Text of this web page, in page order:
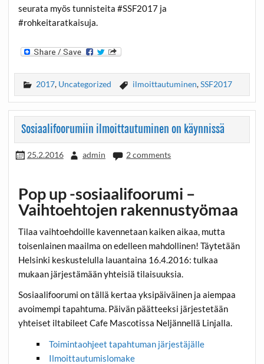
seurata myös tunnisteita #SSF2017 ja
#rohkeitaratkaisuja.
2017, Uncategorized ilmoittautuminen,SSF2017
Sosiaalifoorumiin ilmoittautuminen on käynnissä
25.2.2016 admin 2 comments
Pop up -sosiaalifoorumi –
Vaihtoehtojen rakennustyömaa
Tilaa vaihtoehdoille kavennetaan kaiken aikaa, mutta
toisenlainen maailma on edelleen mahdollinen! Täytetään
Helsinki keskustelulla lauantaina 16.4.2016: tulkaa
mukaan järjestämään yhteisiä tilaisuuksia.
Sosiaalifoorumi on tällä kertaa yksipäiväinen ja aiempaa
avoimempi tapahtuma. Päivän päätteeksi järjestetään
yhteiset iltabileet Cafe Mascotissa Neljännellä Linjalla.
Toimintaohjeet tapahtuman järjestäjälle
Ilmoittautumislomake